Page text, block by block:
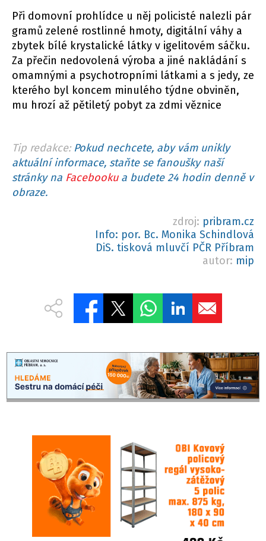
Při domovní prohlídce u něj policisté nalezli pár
gramů zelené rostlinné hmoty, digitální váhy a
zbytek bílé krystalické látky v igelitovém sáčku.
Za přečin nedovolená výroba a jiné nakládání s
omamnými a psychotropními látkami a s jedy, ze
kterého byl koncem minulého týdne obviněn,
mu hrozí až pětiletý pobyt za zdmi věznice
Tip redakce: Pokud nechcete, aby vám unikly
aktuální informace, staňte se fanoušky naší
stránky na Facebookua budete 24 hodin denně v
obraze.
zdroj: pribram.cz
Info: por. Bc. Monika Schindlová
DiS. tisková mluvčí PČR Příbram
autor: mip